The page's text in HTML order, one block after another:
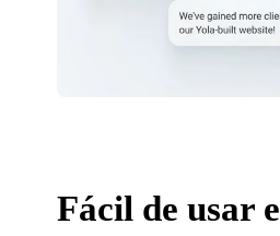
Fácil de usar e